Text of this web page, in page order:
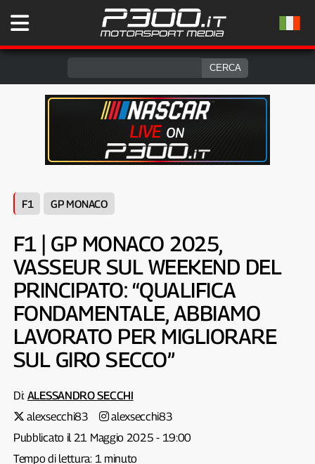
F1 GP MONACO
F1 | GP MONACO 2025,
VASSEUR SUL WEEKEND DEL
PRINCIPATO: “QUALIFICA
FONDAMENTALE, ABBIAMO
LAVORATO PER MIGLIORARE
SUL GIRO SECCO”
Di: ALESSANDRO SECCHI
alexsecchi83
alexsecchi83
Pubblicato il 21 Maggio 2025 - 19:00
Tempo di lettura: 1 minuto